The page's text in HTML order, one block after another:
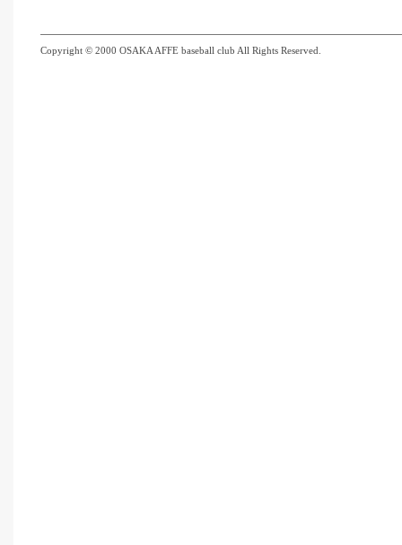
Copyright © 2000 OSAKA AFFE baseball club All Rights Reserved.